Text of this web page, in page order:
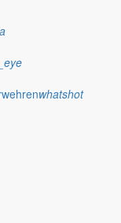
whatshot